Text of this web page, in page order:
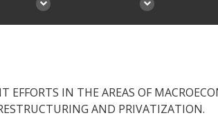
IN THE AREAS OF
AND PRIVATIZATION.